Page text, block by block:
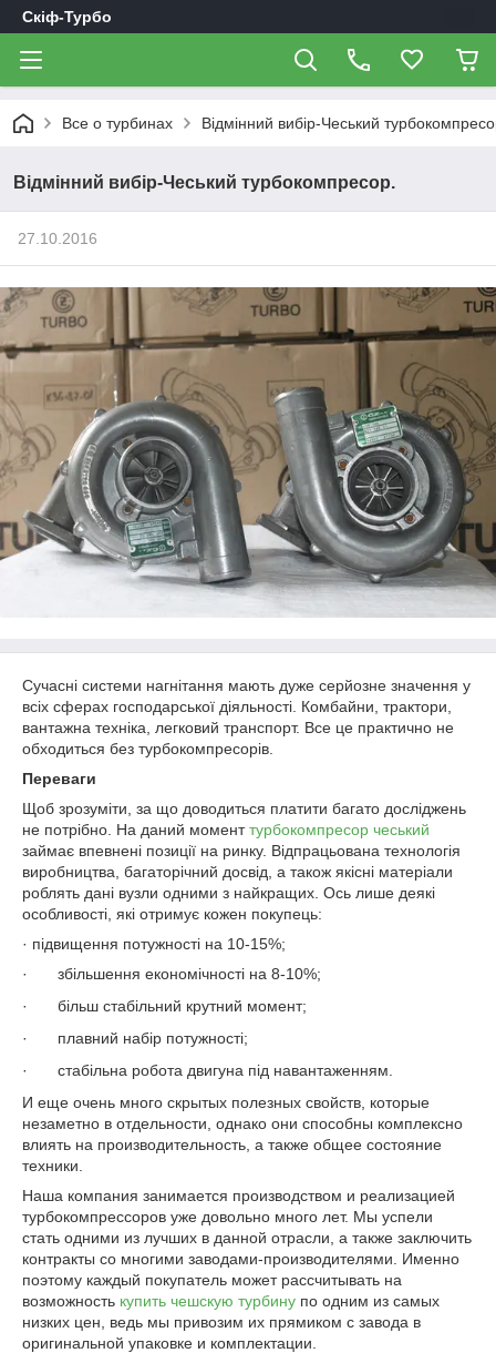
Скіф-Турбо
Все о турбинах Відмінний вибір-Чеський
Відмінний вибір-Чеський турбокомпресор.
27.10.2016
Сучасні системи нагнітання мають дуже серйозне значення у
всіх сферах господарської діяльності. Комбайни, трактори,
вантажна техніка, легковий транспорт. Все це практично не
обходиться без турбокомпресорів.
Переваги
Щоб зрозуміти, за що доводиться платити багато досліджень
не потрібно. На даний моменттурбокомпресор чеський
займає впевнені позиції на ринку. Відпрацьована технологія
виробництва, багаторічний досвід, а також якісні матеріали
роблять дані вузли одними з найкращих. Ось лише деякі
особливості, які отримує кожен покупець:
· підвищення потужності на 10-15%;
·
збільшення економічності на 8-10%;
·
більш стабільний крутний момент;
·
плавний набір потужності;
·
стабільна робота двигуна під навантаженням.
И еще очень много скрытых полезных свойств, которые
незаметно в отдельности, однако они способны комплексно
влиять на производительность, а также общее состояние
техники.
Наша компания занимается производством и реализацией
турбокомпрессоров уже довольно много лет. Мы успели
стать одними из лучших в данной отрасли, а также заключить
контракты со многими заводами-производителями. Именно
поэтому каждый покупатель может рассчитывать на
возможность купить чешскую турбину по одним из самых
низких цен, ведь мы привозим их прямиком с завода в
оригинальной упаковке и комплектации.